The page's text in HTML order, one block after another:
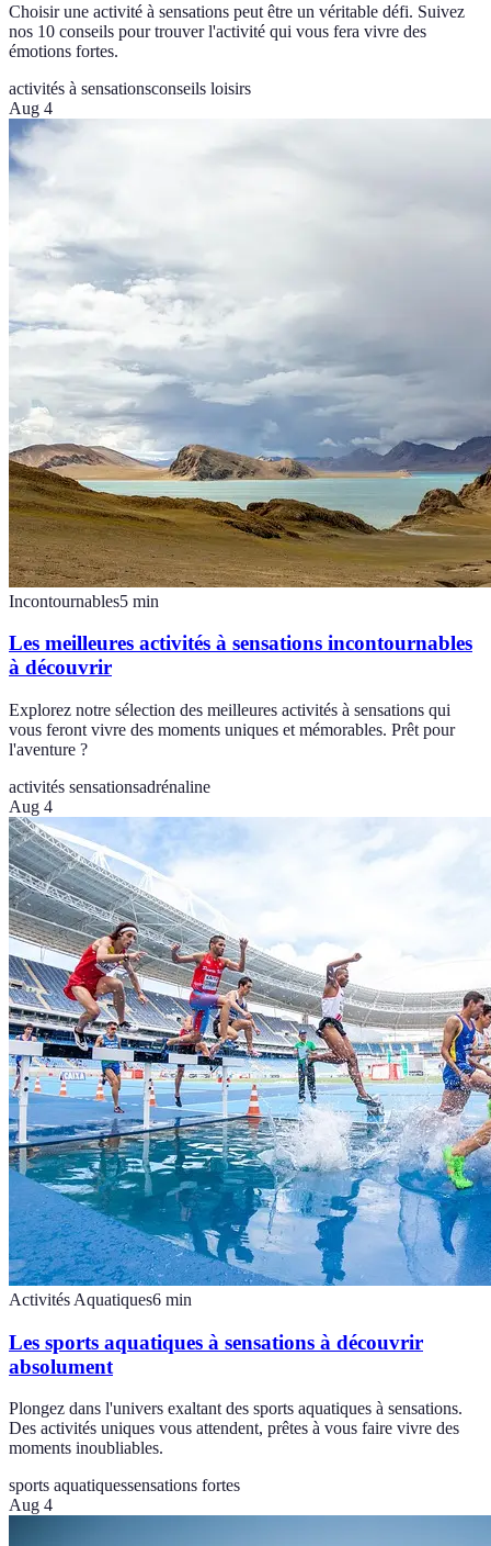
Choisir une activité à sensations peut être un véritable défi. Suivez
nos 10 conseils pour trouver l'activité qui vous fera vivre des
émotions fortes.
activités à sensationsconseils loisirs
Aug 4
Incontournables5 min
Les meilleures activités à sensations incontournables
à découvrir
Explorez notre sélection des meilleures activités à sensations qui
vous feront vivre des moments uniques et mémorables. Prêt pour
l'aventure ?
activités sensationsadrénaline
Aug 4
Activités Aquatiques6 min
Les sports aquatiques à sensations à découvrir
absolument
Plongez dans l'univers exaltant des sports aquatiques à sensations.
Des activités uniques vous attendent, prêtes à vous faire vivre des
moments inoubliables.
sports aquatiquessensations fortes
Aug 4